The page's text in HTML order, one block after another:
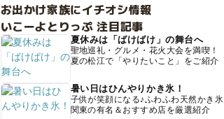
お出かけ家族にイチオシ情報
いこーよとりっぷ 注目記事
夏休みは「ばけばけ」の舞台へ
聖地巡礼・グルメ・花火大会を満喫！
夏の松江で「やりたいこと」をご紹介
暑い日はひんやりかき氷！
子供が笑顔になる♪ふわふわ天然かき氷
関東の有名＆おすすめ店を厳選紹介